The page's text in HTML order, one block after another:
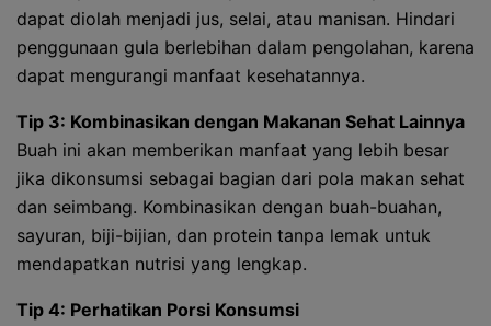
dapat diolah menjadi jus, selai, atau manisan. Hindari
penggunaan gula berlebihan dalam pengolahan, karena
dapat mengurangi manfaat kesehatannya.
Tip 3: Kombinasikan dengan Makanan Sehat Lainnya
Buah ini akan memberikan manfaat yang lebih besar
jika dikonsumsi sebagai bagian dari pola makan sehat
dan seimbang. Kombinasikan dengan buah-buahan,
sayuran, biji-bijian, dan protein tanpa lemak untuk
mendapatkan nutrisi yang lengkap.
Tip 4: Perhatikan Porsi Konsumsi